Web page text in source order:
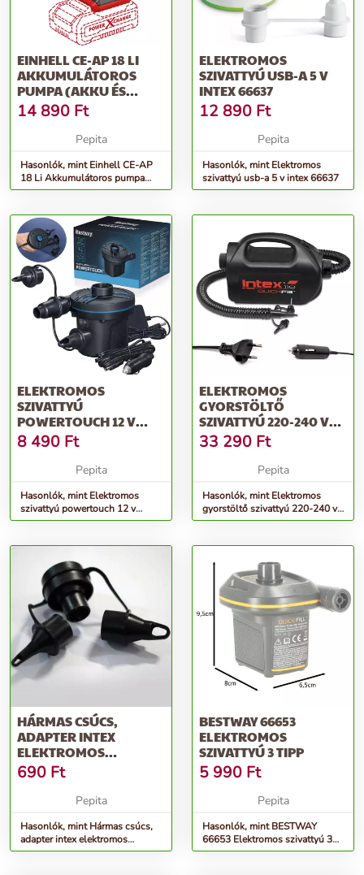
EINHELL CE-AP 18 LI
AKKUMULÁTOROS
PUMPA (AKKU ÉS
TÖLTŐ NÉLKÜL)
14 890 Ft
Pepita
Hasonlók, mint Einhell CE-AP
18 Li Akkumulátoros pumpa
(Akku és töltő nélkül)
ELEKTROMOS
SZIVATTYÚ USB-A 5 V
INTEX 66637
12 890 Ft
Pepita
Hasonlók, mint Elektromos
szivattyú usb-a 5 v intex 66637
ELEKTROMOS
SZIVATTYÚ
POWERTOUCH 12 V
BESTWAY 62255
8 490 Ft
Pepita
Hasonlók, mint Elektromos
szivattyú powertouch 12 v
bestway 62255
ELEKTROMOS
GYORSTÖLTŐ
SZIVATTYÚ 220-240 V
INTEX 68609
33 290 Ft
Pepita
Hasonlók, mint Elektromos
gyorstöltő szivattyú 220-240 v
intex 68609
HÁRMAS CSÚCS,
ADAPTER INTEX
ELEKTROMOS
SZIVATTYÚHOZ
690 Ft
Pepita
Hasonlók, mint Hármas csúcs,
adapter intex elektromos
szivattyúhoz
BESTWAY 66653
ELEKTROMOS
SZIVATTYÚ 3 TIPP
5 990 Ft
Pepita
Hasonlók, mint BESTWAY
66653 Elektromos szivattyú 3
tipp